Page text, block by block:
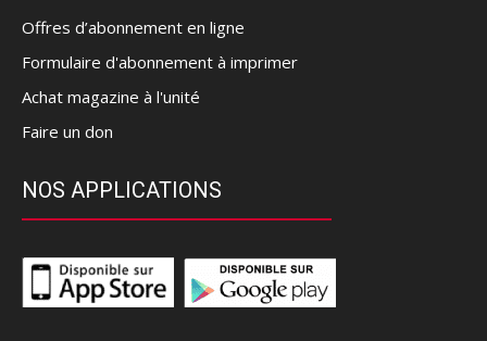
Offres d’abonnement en ligne
Formulaire d'abonnement à imprimer
Achat magazine à l'unité
Faire un don
NOS APPLICATIONS